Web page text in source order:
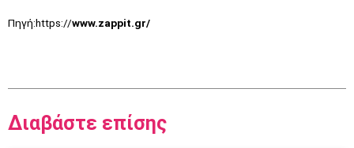
Πηγή:https://www.zappit.gr/
Διαβάστε επίσης